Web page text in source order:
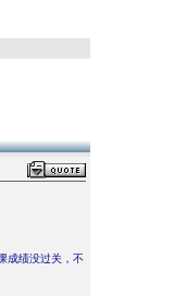
成绩没过关，不